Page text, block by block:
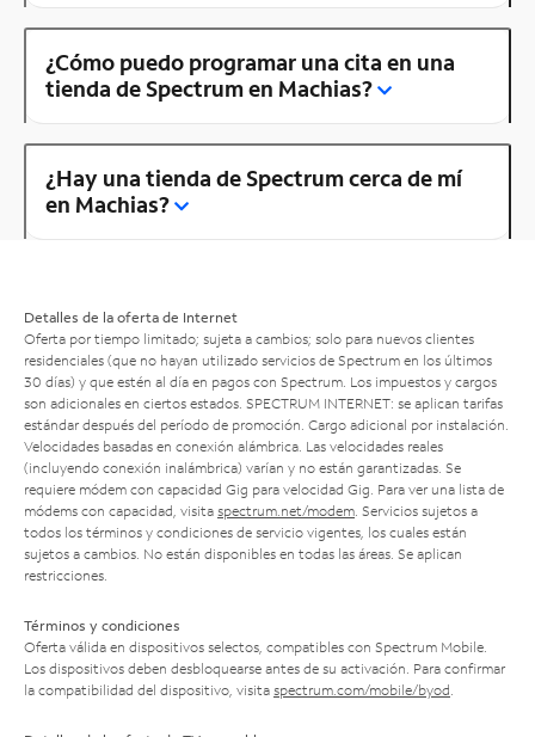
¿Cómo puedo programar una cita en una
tienda de Spectrum en Machias?
¿Hay una tienda de Spectrum cerca de mí
en Machias?
Detalles de la oferta de Internet
Oferta por tiempo limitado; sujeta a cambios; solo para nuevos clientes
residenciales (que no hayan utilizado servicios de Spectrum en los últimos
30 días) y que estén al día en pagos con Spectrum. Los impuestos y cargos
son adicionales en ciertos estados. SPECTRUM INTERNET: se aplican tarifas
estándar después del período de promoción. Cargo adicional por instalación.
Velocidades basadas en conexión alámbrica. Las velocidades reales
(incluyendo conexión inalámbrica) varían y no están garantizadas. Se
requiere módem con capacidad Gig para velocidad Gig. Para ver una lista de
módems con capacidad, visita spectrum.net/modem . Servicios sujetos a
todos los términos y condiciones de servicio vigentes, los cuales están
sujetos a cambios. No están disponibles en todas las áreas. Se aplican
restricciones.
Términos y condiciones
Oferta válida en dispositivos selectos, compatibles con Spectrum Mobile.
Los dispositivos deben desbloquearse antes de su activación. Para confirmar
la compatibilidad del dispositivo, visita spectrum.com/mobile/byod